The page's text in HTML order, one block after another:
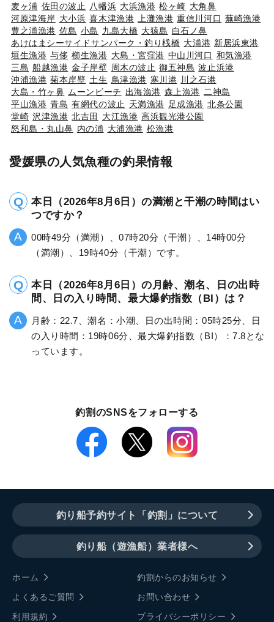
麦ヶ浦 佐田の波止 八幡浜 大浜漁港 松ヶ崎 大角鼻
河原津海岸 大小浜 喜木津漁港 上灘漁港 重信川河口 蕪崎漁港
豊之浦漁港 佐島 小島 九島大橋 大猿島 白石ノ鼻
あけはまシーサイドサンパーク・釣り桟橋 大浦港 新居浜東港
垣生漁港 与侈 櫛生漁港 大島・宮窪港 中山川河口 和気漁港
三島 船越漁港 金子岸壁 周木の波止 御五神島 波止浜港
沖浦漁港 菊本岸壁 土生 鳥津漁港 寒川港 川之石港
大島・竹ヶ鼻 ムーンビーチ 出海漁港 森上漁港 二神島
平山漁港 青島 有網代の波止 天満漁港 足成漁港 北条公園
堂崎 沢津漁港 北吉田 大江漁港 高浜観光港公園
怒和島・丸山鼻 内の浦 大浦漁港 松漁港
愛媛県の人気魚種の釣果情報
本日（2026年8月6日）の満潮と干潮の時間はい
つですか？
00時49分（満潮）、07時20分（干潮）、14時00分
（満潮）、19時40分（干潮）です。
本日（2026年8月6日）の月齢、潮名、日の出時
間、日の入り時間、最大爆釣指数（BI）は？
月齢：22.7、潮名：小潮、日の出時間：05時25分、日
の入り時間：19時06分、最大爆釣指数（BI）：7.8とな
っています。
釣割のSNSをフォローする
釣り船予約サイト「釣割」について
釣り船（遊漁船）業者様へ
ホーム
釣割からのお知らせ
よくあるご質問
お問い合わせ
利用規約
プライバシーポリシー